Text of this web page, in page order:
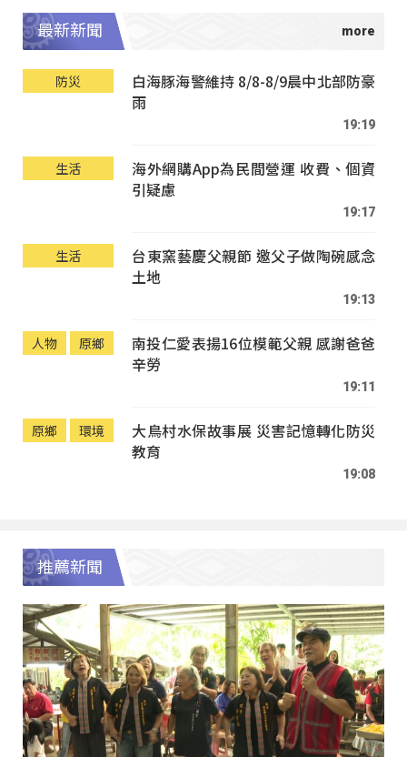
最新新聞
防災
白海豚海警維持 8/8-8/9晨中北部防豪
雨
19:19
生活
海外網購App為民間營運 收費、個資
引疑慮
19:17
生活
台東窯藝慶父親節 邀父子做陶碗感念
土地
19:13
人物 原鄉
南投仁愛表揚16位模範父親 感謝爸爸
辛勞
19:11
原鄉 環境
大鳥村水保故事展 災害記憶轉化防災
教育
19:08
推薦新聞